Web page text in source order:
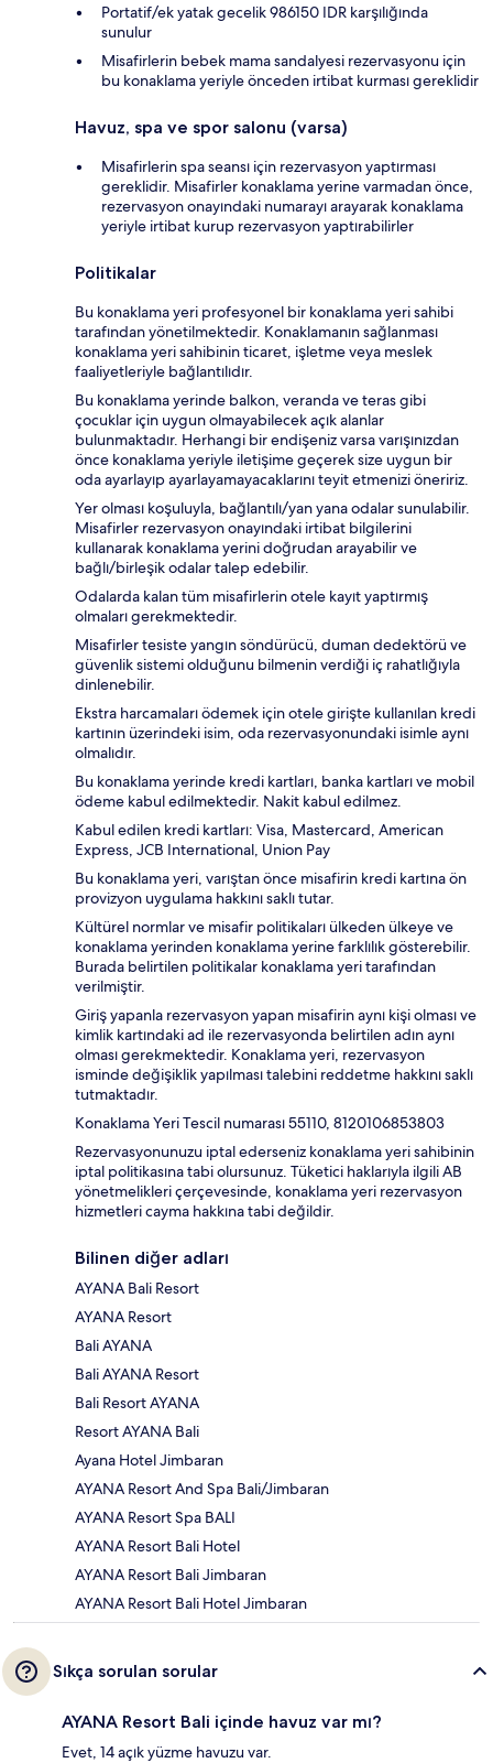
Portatif/ek yatak gecelik 986150 IDR karşılığında
sunulur
Misafirlerin bebek mama sandalyesi rezervasyonu için
bu konaklama yeriyle önceden irtibat kurması gereklidir
Havuz, spa ve spor salonu (varsa)
Misafirlerin spa seansı için rezervasyon yaptırması
gereklidir. Misafirler konaklama yerine varmadan önce,
rezervasyon onayındaki numarayı arayarak konaklama
yeriyle irtibat kurup rezervasyon yaptırabilirler
Politikalar
Bu konaklama yeri profesyonel bir konaklama yeri sahibi
tarafından yönetilmektedir. Konaklamanın sağlanması
konaklama yeri sahibinin ticaret, işletme veya meslek
faaliyetleriyle bağlantılıdır.
Bu konaklama yerinde balkon, veranda ve teras gibi
çocuklar için uygun olmayabilecek açık alanlar
bulunmaktadır. Herhangi bir endişeniz varsa varışınızdan
önce konaklama yeriyle iletişime geçerek size uygun bir
oda ayarlayıp ayarlayamayacaklarını teyit etmenizi öneririz.
Yer olması koşuluyla, bağlantılı/yan yana odalar sunulabilir.
Misafirler rezervasyon onayındaki irtibat bilgilerini
kullanarak konaklama yerini doğrudan arayabilir ve
bağlı/birleşik odalar talep edebilir.
Odalarda kalan tüm misafirlerin otele kayıt yaptırmış
olmaları gerekmektedir.
Misafirler tesiste yangın söndürücü, duman dedektörü ve
güvenlik sistemi olduğunu bilmenin verdiği iç rahatlığıyla
dinlenebilir.
Ekstra harcamaları ödemek için otele girişte kullanılan kredi
kartının üzerindeki isim, oda rezervasyonundaki isimle aynı
olmalıdır.
Bu konaklama yerinde kredi kartları, banka kartları ve mobil
ödeme kabul edilmektedir. Nakit kabul edilmez.
Kabul edilen kredi kartları: Visa, Mastercard, American
Express, JCB International, Union Pay
Bu konaklama yeri, varıştan önce misafirin kredi kartına ön
provizyon uygulama hakkını saklı tutar.
Kültürel normlar ve misafir politikaları ülkeden ülkeye ve
konaklama yerinden konaklama yerine farklılık gösterebilir.
Burada belirtilen politikalar konaklama yeri tarafından
verilmiştir.
Giriş yapanla rezervasyon yapan misafirin aynı kişi olması ve
kimlik kartındaki ad ile rezervasyonda belirtilen adın aynı
olması gerekmektedir. Konaklama yeri, rezervasyon
isminde değişiklik yapılması talebini reddetme hakkını saklı
tutmaktadır.
Konaklama Yeri Tescil numarası 55110, 8120106853803
Rezervasyonunuzu iptal ederseniz konaklama yeri sahibinin
iptal politikasına tabi olursunuz. Tüketici haklarıyla ilgili AB
yönetmelikleri çerçevesinde, konaklama yeri rezervasyon
hizmetleri cayma hakkına tabi değildir.
Bilinen diğer adları
AYANA Bali Resort
AYANA Resort
Bali AYANA
Bali AYANA Resort
Bali Resort AYANA
Resort AYANA Bali
Ayana Hotel Jimbaran
AYANA Resort And Spa Bali/Jimbaran
AYANA Resort Spa BALI
AYANA Resort Bali Hotel
AYANA Resort Bali Jimbaran
AYANA Resort Bali Hotel Jimbaran
Sıkça sorulan sorular
AYANA Resort Bali içinde havuz var mı?
Evet, 14 açık yüzme havuzu var.